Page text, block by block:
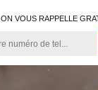
ON VOUS RAPPELLE